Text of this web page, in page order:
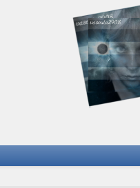
και όμορφα ταξίδια του νού...